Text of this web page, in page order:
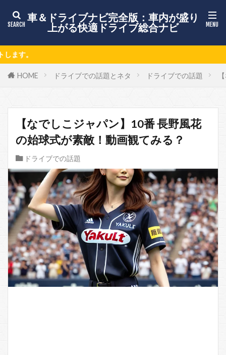
車＆ドライブナビ完全版：車内が盛り
上がる快適ドライブ総合ナビ
HOME ドライブでの話題とネタ ドライブでの話題
【なでしこジャパン】10番 長野風花
の始球式が素敵！動画観てみる？
ドライブでの話題